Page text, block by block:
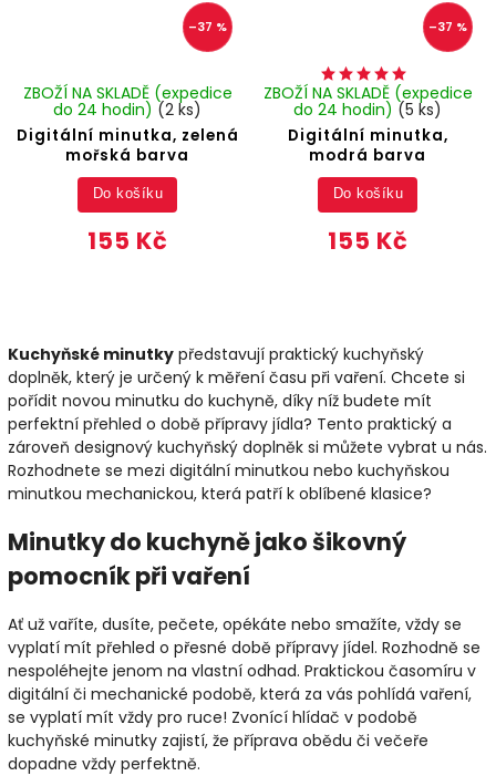
–37 %
Digitální minutka, zelená
mořská barva
ZBOŽÍ NA SKLADĚ (expedice
do 24 hodin) (2 ks)
155 Kč
Do košíku
–37 %
Digitální minutka,
modrá barva
ZBOŽÍ NA SKLADĚ (expedice
do 24 hodin) (5 ks)
155 Kč
Do košíku
Kuchyňské minutky představují praktický kuchyňský
doplněk, který je určený k měření času při vaření. Chcete si
pořídit novou minutku do kuchyně, díky níž budete mít
perfektní přehled o době přípravy jídla? Tento praktický a
zároveň designový kuchyňský doplněk si můžete vybrat u nás.
Rozhodnete se mezi digitální minutkou nebo kuchyňskou
minutkou mechanickou, která patří k oblíbené klasice?
Minutky do kuchyně jako šikovný
pomocník při vaření
Ať už vaříte, dusíte, pečete, opékáte nebo smažíte, vždy se
vyplatí mít přehled o přesné době přípravy jídel. Rozhodně se
nespoléhejte jenom na vlastní odhad. Praktickou časomíru v
digitální či mechanické podobě, která za vás pohlídá vaření,
se vyplatí mít vždy pro ruce! Zvonící hlídač v podobě
kuchyňské minutky zajistí, že příprava obědu či večeře
dopadne vždy perfektně.